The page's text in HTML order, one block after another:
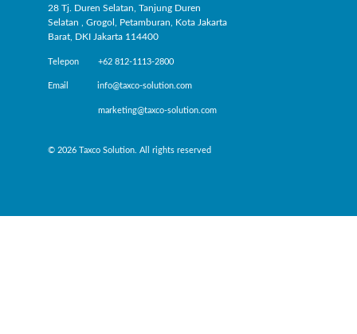
28 Tj. Duren Selatan, Tanjung Duren
Selatan , Grogol, Petamburan, Kota Jakarta
Barat, DKI Jakarta 114400
Telepon +62 812-1113-2800
Email info@taxco-solution.com
marketing@taxco-solution.com
© 2026 Taxco Solution. All rights reserved